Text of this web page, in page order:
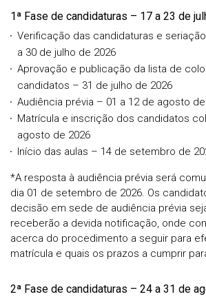
1ª Fase de candidaturas – 17 a 23 de
Verificação das candidaturas e
a 30 de julho de 2026
Aprovação e publicação da lista de
candidatos – 31 de julho de 2026
Audiência prévia – 01 a 12 de agosto
Matrícula e inscrição dos candidatos
agosto de 2026
Início das aulas – 14 de setembro de
*A resposta à audiência prévia será
dia 01 de setembro de 2026. Os
decisão em sede de audiência prévia
receberão a devida notificação, onde
acerca do procedimento a seguir para
matrícula e quais os prazos a cumprir
2ª Fase de candidaturas – 24 a 31 de